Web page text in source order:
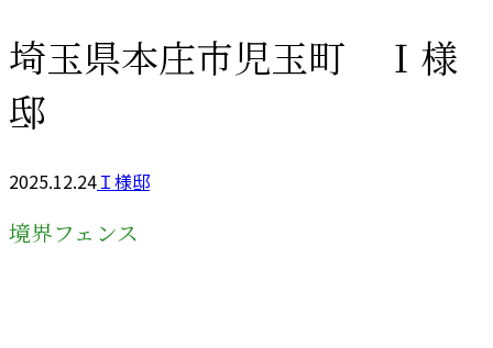
埼玉県本庄市児玉町 Ｉ様
邸
2025.12.24Ｉ様邸
境界フェンス